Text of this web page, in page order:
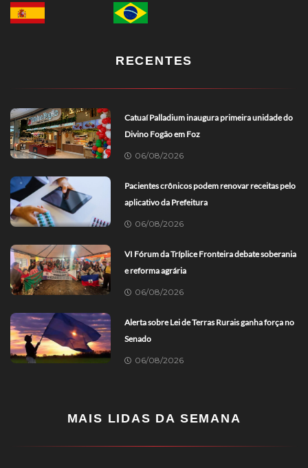
RECENTES
Catuaí Palladium inaugura primeira unidade do
Divino Fogão em Foz
06/08/2026
Pacientes crônicos podem renovar receitas pelo
aplicativo da Prefeitura
06/08/2026
VI Fórum da Tríplice Fronteira debate soberania
e reforma agrária
06/08/2026
Alerta sobre Lei de Terras Rurais ganha força no
Senado
06/08/2026
MAIS LIDAS DA SEMANA